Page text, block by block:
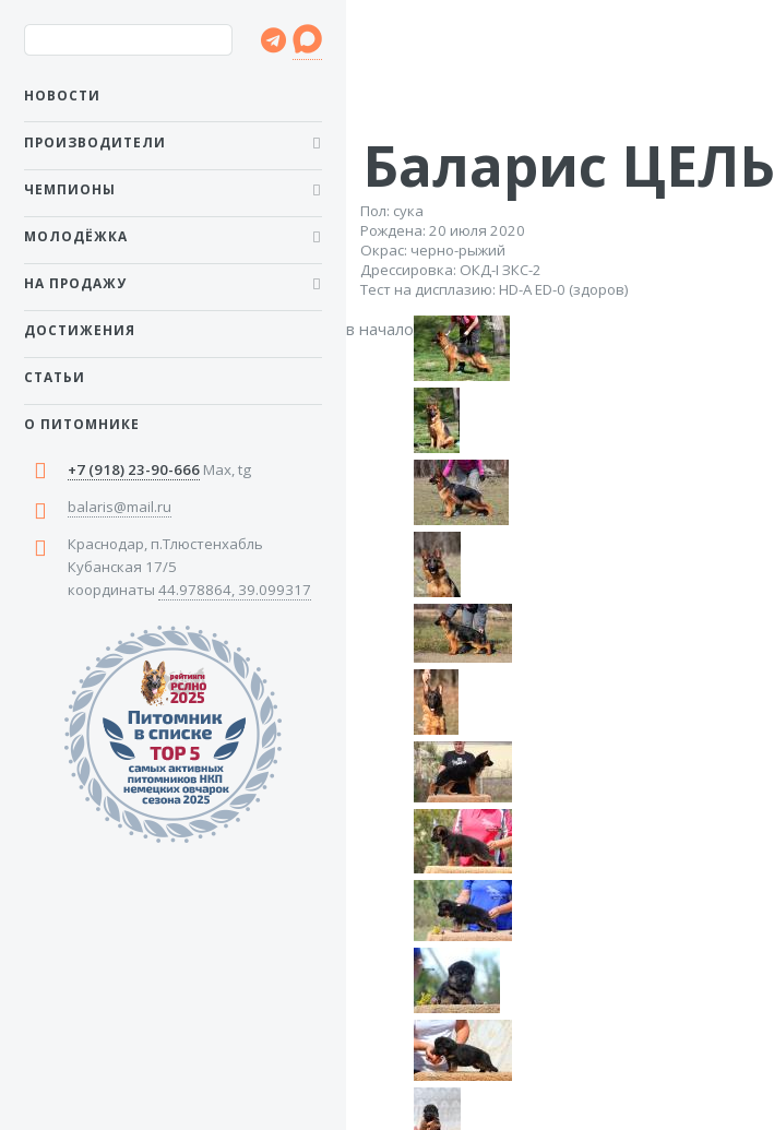
НОВОСТИ
ПРОИЗВОДИТЕЛИ
ЧЕМПИОНЫ
МОЛОДЁЖКА
НА ПРОДАЖУ
ДОСТИЖЕНИЯ
СТАТЬИ
О ПИТОМНИКЕ
+7 (918) 23-90-666Max, tg
balaris@mail.ru
Краснодар, п.Тлюстенхабль
Кубанская 17/5
координаты 44.978864, 39.099317
Баларис ЦЕЛЬ
Пол: сука
Рожденa: 20 июля 2020
Окрас: черно-рыжий
Дрессировка: ОКД-I ЗКС-2
Тест на дисплазию: HD-A ED-0 (здоров)
в начало